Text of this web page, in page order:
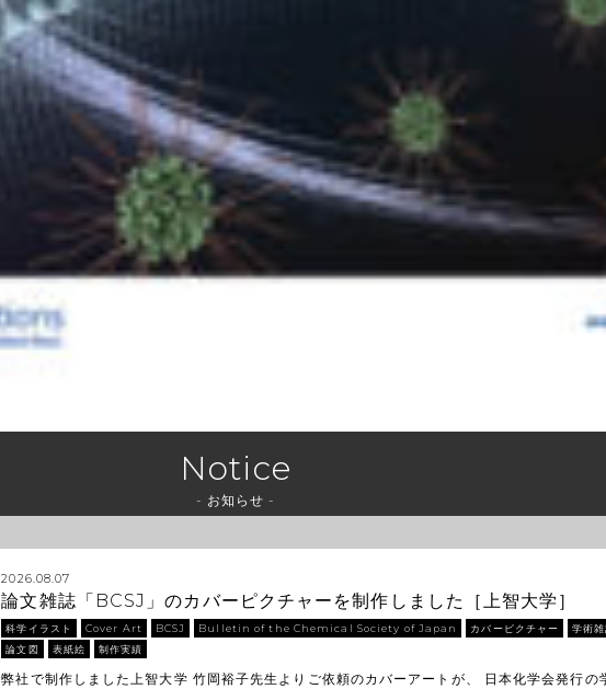
Notice
- お知らせ -
2026.08.07
論文雑誌「BCSJ」のカバーピクチャーを制作しました［上智大学］
科学イラスト Cover Art BCSJ Bulletin of the Chemical Society of Japan カバーピクチャー
学術
論文図
表紙絵 制作実績
弊社で制作しました上智大学 竹岡裕子先生よりご依頼のカバーアートが、 日本化学会発行の